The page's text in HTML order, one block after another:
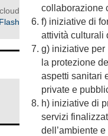
Flash
collaborazione
f) iniziative di
attività culturali
g) iniziative per
la protezione
aspetti sanitari
private e
h) iniziative di
servizi
dell’ambiente